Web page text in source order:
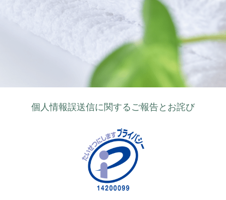
個人情報誤送信に関するご報告とお詫び